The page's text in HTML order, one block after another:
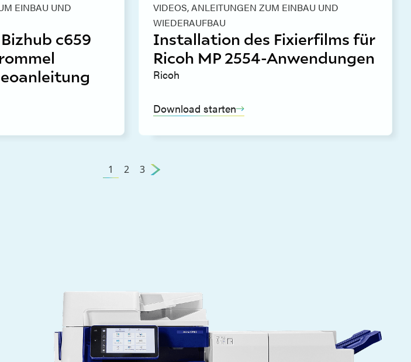
EINBAU UND
c659
VIDEOS,ANLEITUNGEN ZUM EINBAU UND
WIEDERAUFBAU
Installation des Fixierfilms für
Ricoh MP 2554-Anwendungen
Ricoh
Download starten
1 2 3